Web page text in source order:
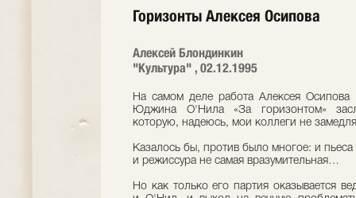
Горизонты Алексея Осипова
Алексей Блондинкин
"Культура" , 02.12.1995
На самом деле работа Алексея Осипова
Юджина О'Нила «За горизонтом»
которую, надеюсь, мои коллеги не
Казалось бы, против было многое: и
и режиссура не самая вразумительная…
Но как только его партия оказывается